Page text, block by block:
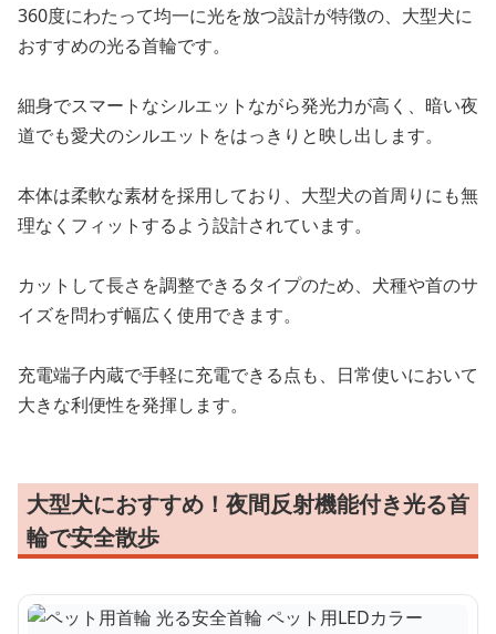
360度にわたって均一に光を放つ設計が特徴の、大型犬に
おすすめの光る首輪です。
細身でスマートなシルエットながら発光力が高く、暗い夜
道でも愛犬のシルエットをはっきりと映し出します。
本体は柔軟な素材を採用しており、大型犬の首周りにも無
理なくフィットするよう設計されています。
カットして長さを調整できるタイプのため、犬種や首のサ
イズを問わず幅広く使用できます。
充電端子内蔵で手軽に充電できる点も、日常使いにおいて
大きな利便性を発揮します。
大型犬におすすめ！夜間反射機能付き光る首
輪で安全散歩